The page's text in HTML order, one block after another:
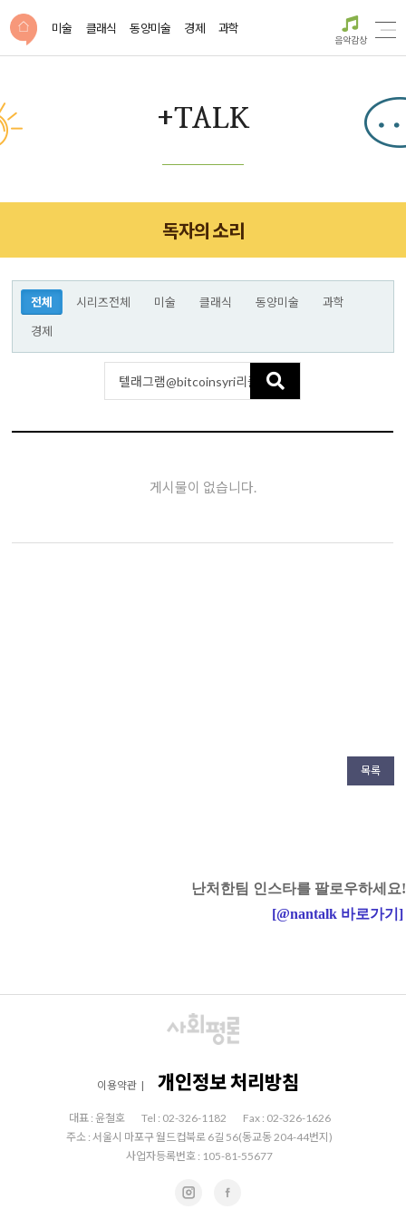
미술 클래식 동양미술 경제 과학
음악감상
+TALK
독자의 소리
전체 시리즈전체 미술 클래식 동양미술
과학
경제
게시물이 없습니다.
목록
난처한팀 인스타를 팔로우하세요!
[@nantalk 바로가기 ]
이용약관 | 개인정보 처리방침
대표 : 윤철호 Tel : 02-326-1182
Fax : 02-326-1626
주소 : 서울시 마포구 월드컵북로 6길 56(동교동 204-44번지)
사업자등록번호 : 105-81-55677